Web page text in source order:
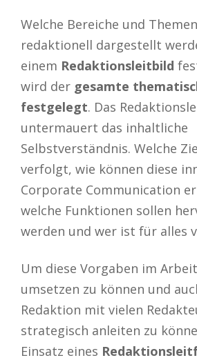
Welche Bereiche und
redaktionell dargestellt
einem Redaktionsleitbild
wird der gesamte
festgelegt. Das
untermauert das inhaltliche
Selbstverständnis. Welche
verfolgt, wie können diese
Corporate Communication
welche Funktionen sollen
werden und wer ist für alles
Um diese Vorgaben im
umsetzen zu können und
Redaktion mit vielen
strategisch anleiten zu
Einsatz eines